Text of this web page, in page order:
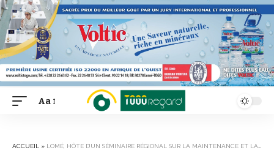
Font
Aa
ACCUEIL » LOMÉ, HÔTE D’UN SÉMINAIRE RÉGIONAL SUR LA MAINTENANCE ET LA FIABILITÉ DES AÉRONEFS